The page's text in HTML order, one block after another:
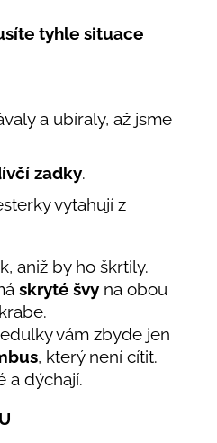
tyhle situace
a ubíraly, až jsme
zadky.
vytahují z
aniž by ho škrtily.
skryté švy na obou
vám zbyde jen
, který není cítit.
a dýchají.